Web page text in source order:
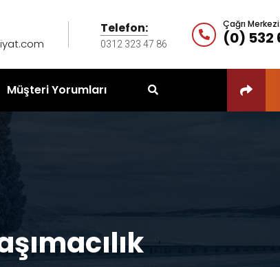
Telefon:
0312 323 47 86
Çağrı Merkezi:
(0) 532
Müşteri Yorumları